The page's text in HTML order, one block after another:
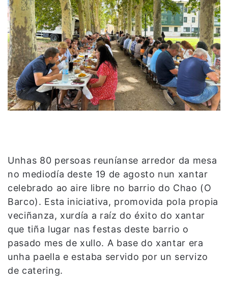
Unhas 80 persoas reuníanse arredor da mesa
no mediodía deste 19 de agosto nun xantar
celebrado ao aire libre no barrio do Chao (O
Barco). Esta iniciativa, promovida pola propia
veciñanza, xurdía a raíz do éxito do xantar
que tiña lugar nas festas deste barrio o
pasado mes de xullo. A base do xantar era
unha paella e estaba servido por un servizo
de catering.